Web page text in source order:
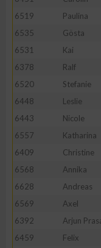
6519
Paulina
6535
Gösta
6531
Kai
6378
Ralf
6520
Stefanie
6448
Leslie
6443
Nicole
6557
Katharina
6409
Christine
6568
Annika
6628
Andreas
6569
Axel
6392
Arjun
6459
Felix
Verwendung
Nicht-IAB-
Performance
Funktional
Werbung